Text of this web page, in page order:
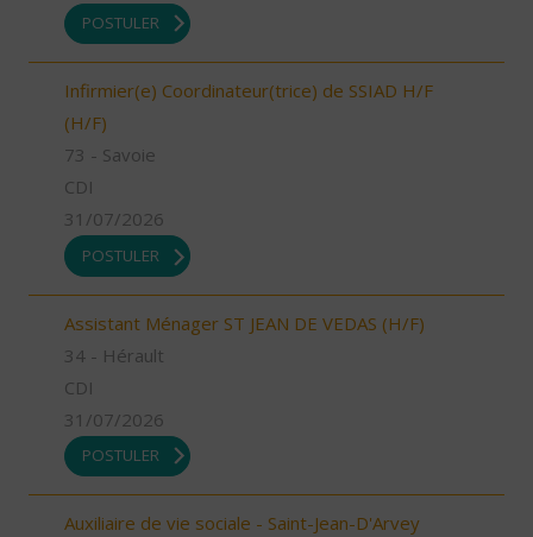
POSTULER
Infirmier(e) Coordinateur(trice) de SSIAD H/F
(H/F)
73 - Savoie
CDI
31/07/2026
POSTULER
Assistant Ménager ST JEAN DE VEDAS (H/F)
34 - Hérault
CDI
31/07/2026
POSTULER
Auxiliaire de vie sociale - Saint-Jean-D'Arvey